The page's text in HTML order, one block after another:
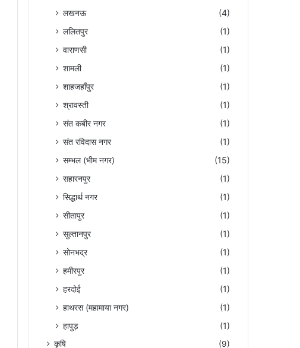
लखनऊ
(4)
ललितपुर
(1)
वाराणसी
(1)
शामली
(1)
शाहजहाँपुर
(1)
श्रावस्ती
(1)
संत कबीर नगर
(1)
संत रविदास नगर
(1)
सम्भल (भीम नगर)
(15)
सहारनपुर
(1)
सिद्धार्थ नगर
(1)
सीतापुर
(1)
सुल्तानपुर
(1)
सोनभद्र
(1)
हमीरपुर
(1)
हरदोई
(1)
हाथरस (महामाया नगर)
(1)
हापुड़
(1)
कृषि (9)